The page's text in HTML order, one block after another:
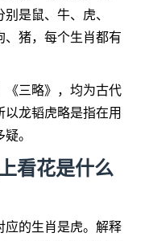
是鼠、牛、虎、
、猪，每个生肖都有
《三略》，均为古代
龙韬虎略是指在用
。
看花是什么
应的生肖是虎。解释